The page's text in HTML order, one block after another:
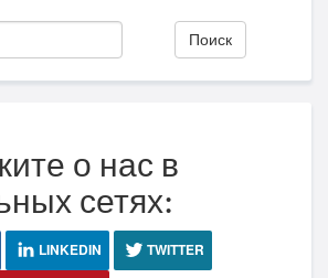
Поиск
о нас в
сетях:
LINKEDIN
TWITTER